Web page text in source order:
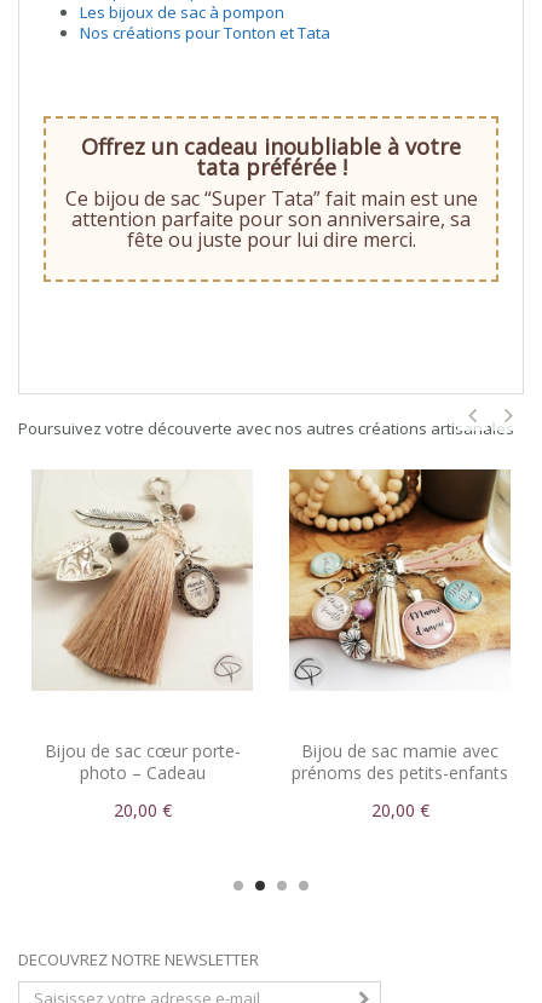
Les bijoux de sac à pompon
Nos créations pour Tonton et Tata
Offrez un cadeau inoubliable à votre
tata préférée !
Ce bijou de sac “Super Tata” fait main est une
attention parfaite pour son anniversaire, sa
fête ou juste pour lui dire merci.
Poursuivez votre découverte avec nos autres créations artisanales
Bijou de sac cœur porte-
photo – Cadeau
20,00 €
Bijou de sac mamie avec
prénoms des petits-enfants
20,00 €
DECOUVREZ NOTRE NEWSLETTER